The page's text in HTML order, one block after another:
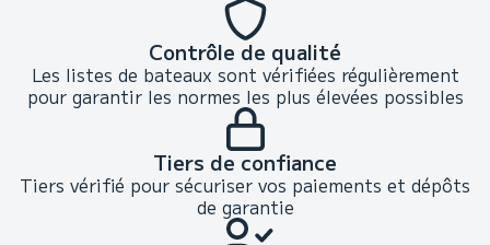
Contrôle de qualité
Les listes de bateaux sont vérifiées régulièrement
pour garantir les normes les plus élevées possibles
Tiers de confiance
Tiers vérifié pour sécuriser vos paiements et dépôts
de garantie